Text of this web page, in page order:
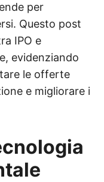
per
Questo post
IPO e
evidenziando
le offerte
e migliorare i